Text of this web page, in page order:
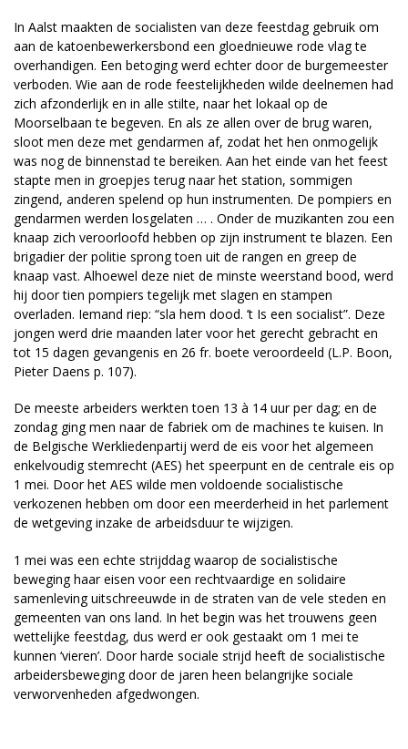
In Aalst maakten de socialisten van deze feestdag gebruik om
aan de katoenbewerkersbond een gloednieuwe rode vlag te
overhandigen. Een betoging werd echter door de burgemeester
verboden. Wie aan de rode feestelijkheden wilde deelnemen had
zich afzonderlijk en in alle stilte, naar het lokaal op de
Moorselbaan te begeven. En als ze allen over de brug waren,
sloot men deze met gendarmen af, zodat het hen onmogelijk
was nog de binnenstad te bereiken. Aan het einde van het feest
stapte men in groepjes terug naar het station, sommigen
zingend, anderen spelend op hun instrumenten. De pompiers en
gendarmen werden losgelaten … . Onder de muzikanten zou een
knaap zich veroorloofd hebben op zijn instrument te blazen. Een
brigadier der politie sprong toen uit de rangen en greep de
knaap vast. Alhoewel deze niet de minste weerstand bood, werd
hij door tien pompiers tegelijk met slagen en stampen
overladen. Iemand riep: “sla hem dood. ’t Is een socialist”. Deze
jongen werd drie maanden later voor het gerecht gebracht en
tot 15 dagen gevangenis en 26 fr. boete veroordeeld (L.P. Boon,
Pieter Daens p. 107).
De meeste arbeiders werkten toen 13 à 14 uur per dag; en de
zondag ging men naar de fabriek om de machines te kuisen. In
de Belgische Werkliedenpartij werd de eis voor het algemeen
enkelvoudig stemrecht (AES) het speerpunt en de centrale eis op
1 mei. Door het AES wilde men voldoende socialistische
verkozenen hebben om door een meerderheid in het parlement
de wetgeving inzake de arbeidsduur te wijzigen.
1 mei was een echte strijddag waarop de socialistische
beweging haar eisen voor een rechtvaardige en solidaire
samenleving uitschreeuwde in de straten van de vele steden en
gemeenten van ons land. In het begin was het trouwens geen
wettelijke feestdag, dus werd er ook gestaakt om 1 mei te
kunnen ‘vieren’. Door harde sociale strijd heeft de socialistische
arbeidersbeweging door de jaren heen belangrijke sociale
verworvenheden afgedwongen.